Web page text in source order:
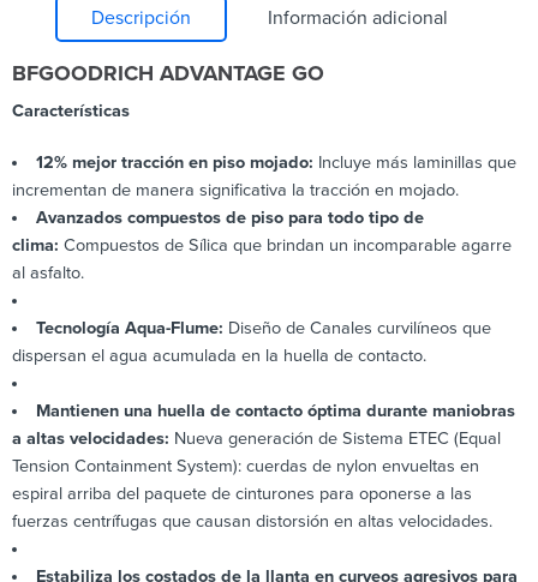
Descripción Información adicional
BFGOODRICH ADVANTAGE GO
Características
12% mejor tracción en piso mojado: Incluye más laminillas que
incrementan de manera significativa la tracción en mojado.
Avanzados compuestos de piso para todo tipo de
clima: Compuestos de Sílica que brindan un incomparable agarre
al asfalto.
Tecnología Aqua-Flume: Diseño de Canales curvilíneos que
dispersan el agua acumulada en la huella de contacto.
Mantienen una huella de contacto óptima durante maniobras
a altas velocidades: Nueva generación de Sistema ETEC (Equal
Tension Containment System): cuerdas de nylon envueltas en
espiral arriba del paquete de cinturones para oponerse a las
fuerzas centrífugas que causan distorsión en altas velocidades.
Estabiliza los costados de la llanta en curveos agresivos para